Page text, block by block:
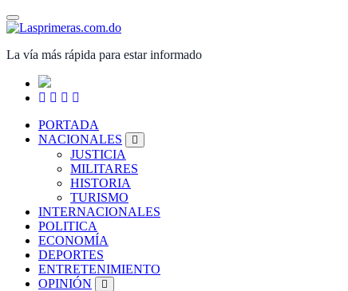
Saltar
al
La vía más rápida para estar informado
PORTADA
NACIONALES
JUSTICIA
MILITARES
HISTORIA
TURISMO
INTERNACIONALES
POLITICA
ECONOMÍA
DEPORTES
ENTRETENIMIENTO
OPINIÓN